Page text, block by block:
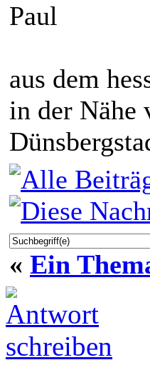
Paul
aus dem
in der Nähe
« Ein